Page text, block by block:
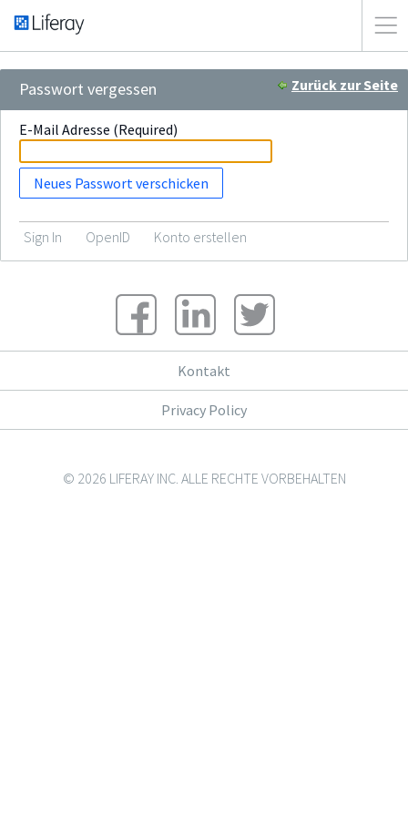
Passwort vergessen Zurück zur Seite
E-Mail Adresse (Required)
Sign In OpenID Konto erstellen
Kontakt
Privacy Policy
© 2026 LIFERAY INC. ALLE RECHTE VORBEHALTEN